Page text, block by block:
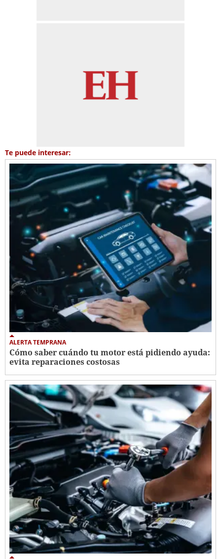
Te puede interesar:
ALERTA TEMPRANA
Cómo saber cuándo tu motor está pidiendo ayuda:
evita reparaciones costosas